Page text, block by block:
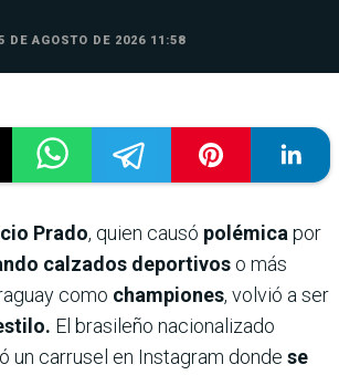
DE AGOSTO DE 2026 11:58
Prado, quien causó polémica por
calzados deportivos o más
como championes, volvió a ser
El brasileño nacionalizado
un carrusel en Instagram donde se